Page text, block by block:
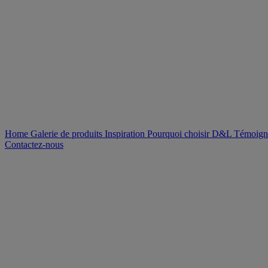
Home Galerie de produits Inspiration Pourquoi choisir D&L
Contactez-nous